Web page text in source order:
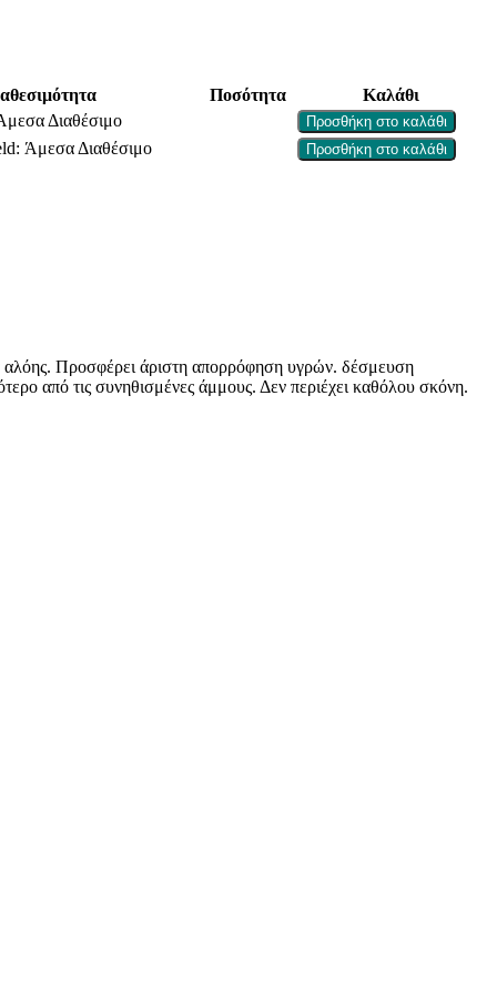
Ποσότητα
Καλάθι
Διαθέσιμο
Προσθήκη στο καλάθι
Άμεσα Διαθέσιμο Προσθήκη στο καλάθι
αλόης. Προσφέρει άριστη απορρόφηση υγρών. δέσμευση
από τις συνηθισμένες άμμους. Δεν περιέχει καθόλου σκόνη.